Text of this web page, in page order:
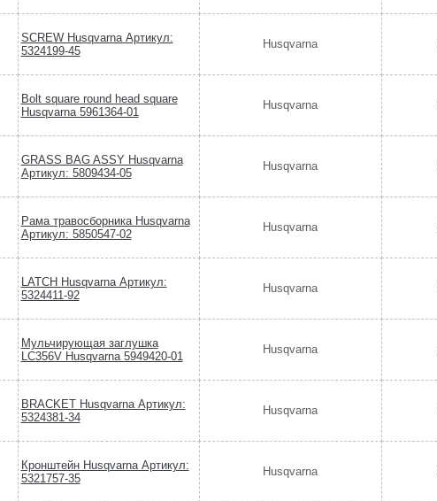
SCREW Husqvarna Артикул:
5324199-45
Husqvarna
Bolt square round head square
Husqvarna 5961364-01
Husqvarna
GRASS BAG ASSY Husqvarna
Артикул: 5809434-05
Husqvarna
Рама травосборника Husqvarna
Артикул: 5850547-02
Husqvarna
LATCH Husqvarna Артикул:
5324411-92
Husqvarna
Мульчирующая заглушка
LC356V Husqvarna 5949420-01
Husqvarna
BRACKET Husqvarna Артикул:
5324381-34
Husqvarna
Кронштейн Husqvarna Артикул:
5321757-35
Husqvarna